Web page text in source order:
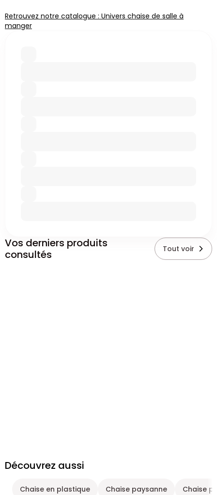
Retrouvez notre catalogue : Univers chaise de salle à
manger
Vos derniers produits
consultés
Tout voir
Découvrez aussi
Chaise en plastique Chaise paysanne Chaise